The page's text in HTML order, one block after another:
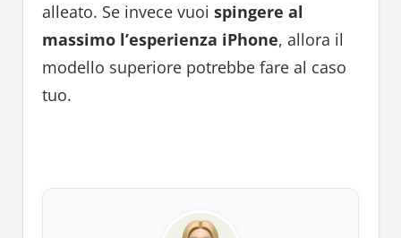
alleato. Se invece vuoi spingere al
massimo l’esperienza iPhone, allora il
modello superiore potrebbe fare al caso
tuo.